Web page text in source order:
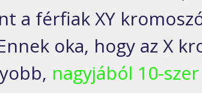
a férfiak XY
oka, hogy az X
nagyjából 10-